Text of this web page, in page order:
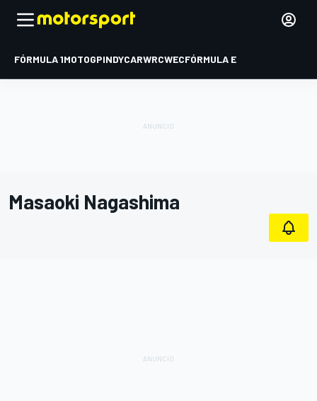
FÓRMULA 1MOTOGPINDYCARWRCWECFÓRMULA E
Masaoki Nagashima